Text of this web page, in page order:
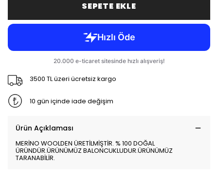
SEPETE EKLE
3500 TL üzeri ücretsiz kargo
10 gün içinde iade değişim
Ürün Açıklaması
MERİNO WOOLDEN ÜRETİLMİŞTİR. % 100 DOĞAL
ÜRÜNDÜR.ÜRÜNÜMÜZ BALONCUKLUDUR.ÜRÜNÜMÜZ
TARANABİLİR.